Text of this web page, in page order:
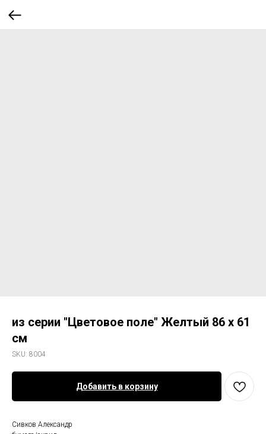
из серии "Цветовое поле" Желтый 86 х 61
см
SKU: 8004
Добавить в корзину
Сивков Александр